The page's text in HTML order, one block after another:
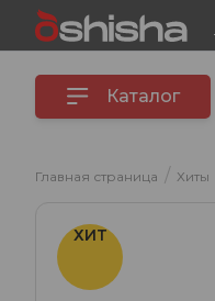
Каталог
Главная страница / Хиты
ХИТ